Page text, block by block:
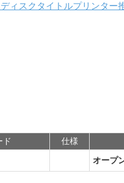
ィスクタイトルプリンター
ド 仕様
オープ